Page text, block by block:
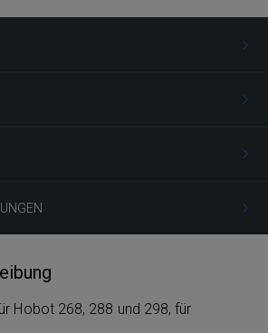
Hobot 268, 288 und 298, für